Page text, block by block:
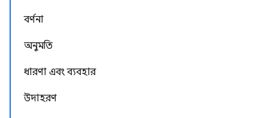
বর্ণনা
অনুমতি
ধারণা এবং ব্যবহার
উদাহরণ